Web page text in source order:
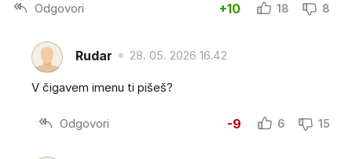
Odgovori +10 18 8
Rudar 28. 05. 2026 16.42
V čigavem imenu ti pišeš?
Odgovori -9 6 15